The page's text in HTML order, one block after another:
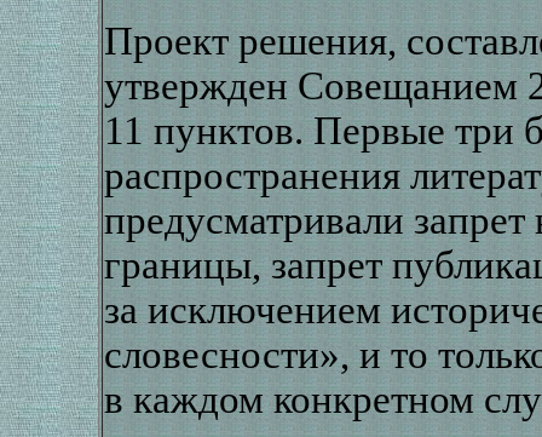
Проект решения,
утвержден Совещанием
11 пунктов. Первые
распространения
предусматривали запрет
границы, запрет
за исключением
словесности», и то
в каждом конкретном